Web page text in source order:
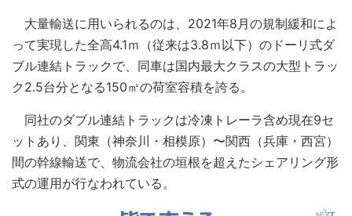
大量輸送に用いられるのは、2021年8月の規制緩和によ
って実現した全高4.1ｍ（従来は3.8ｍ以下）のドーリ式ダ
ブル連結トラックで、同車は国内最大クラスの大型トラッ
ク2.5台分となる150㎥の荷室容積を誇る。
同社のダブル連結トラックは冷凍トレーラ含め現在9セ
ットあり、関東（神奈川・相模原）〜関西（兵庫・西宮）
間の幹線輸送で、物流会社の垣根を超えたシェアリング形
式の運用が行なわれている。